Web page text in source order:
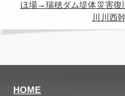
ほ場→瑞穂ダム堤体災害
川川西
HOME